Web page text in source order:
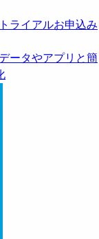
ライアルお申込み
データやアプリと簡